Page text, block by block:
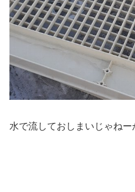
水で流しておしまいじゃねー